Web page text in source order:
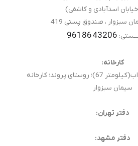
اسدآبادی و کاشفی)
سبزوار ، صندوق پستی 419
9618643206
کارخانه:
شهرستان سبزوار؛ روداب(کیلومتر 67)؛ روستای پروند؛ کارخانه
سیمان سبزوار
دفتر تهران:
دفتر مشهد: